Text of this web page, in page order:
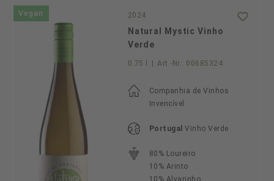
Vegan 2024
Natural Mystic Vinho
Verde
0.75 l Art.-Nr.: 00685324
Companhia de Vinhos
Invencível
Portugal Vinho Verde
80% Loureiro
10% Arinto